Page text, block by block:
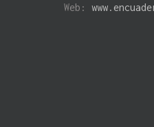
Web: